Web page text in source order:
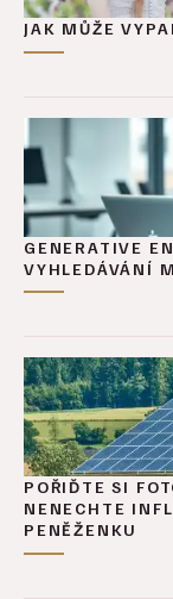
JAK MŮŽE
GENERATIVE
VYHLEDÁVÁNÍ
POŘIĎTE SI
NENECHTE
PENĚŽENKU